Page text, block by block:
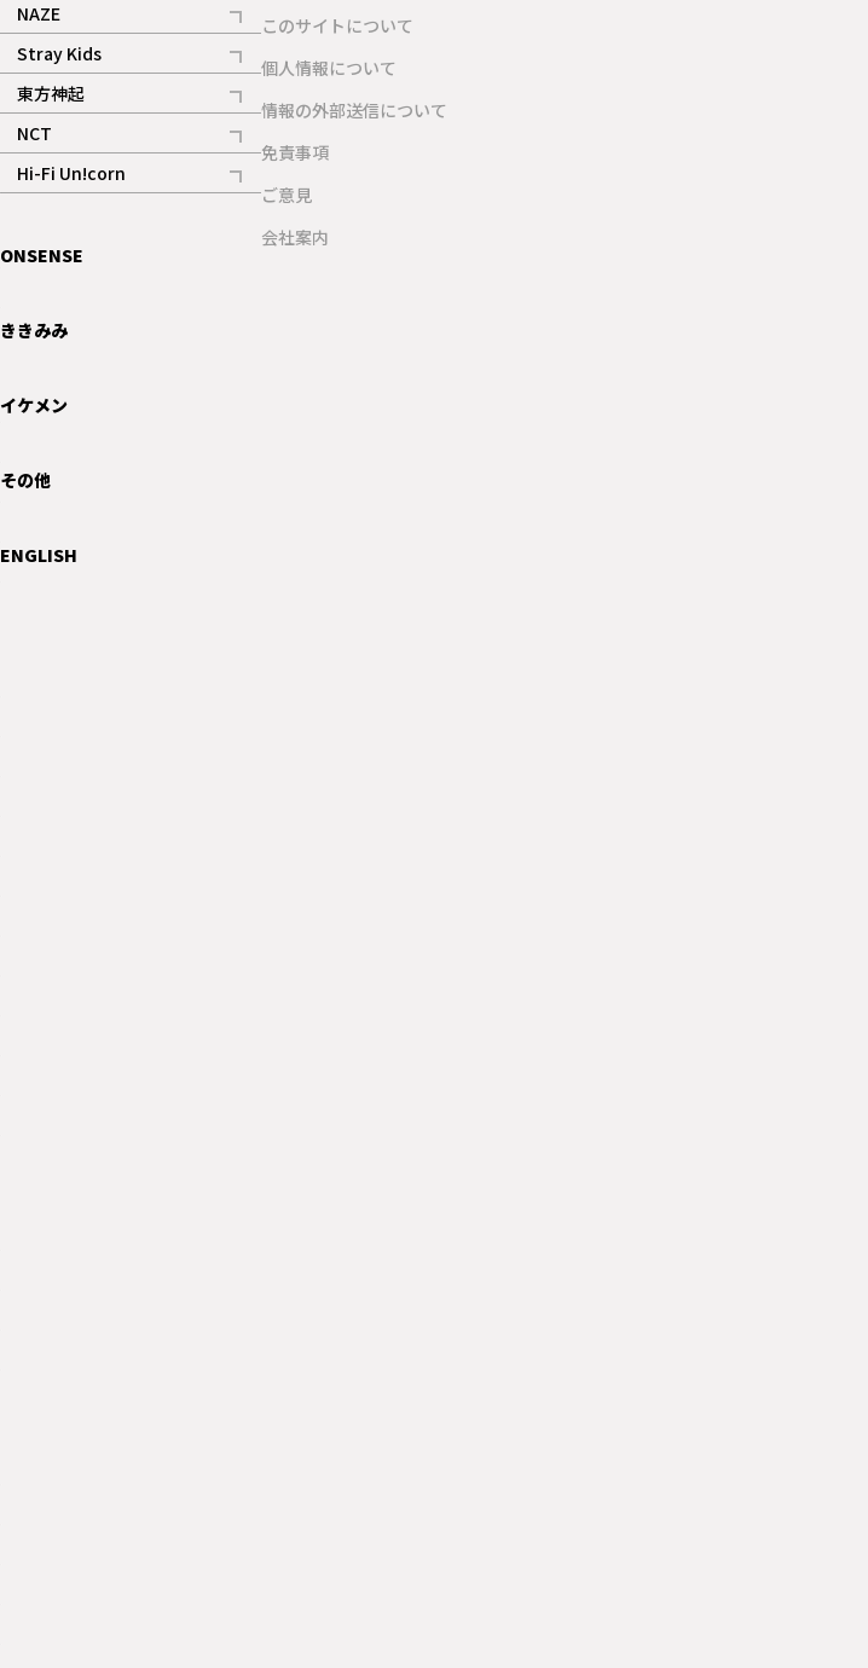
NAZE
記事
Stray Kids
記事
東方神起
記事
NCT
記事
Hi-Fi Un!corn
記事
ONSENSE
ききみみ
イケメン
その他
ENGLISH
このサイトについて
個人情報について
情報の外部送信について
免責事項
ご意見
会社案内